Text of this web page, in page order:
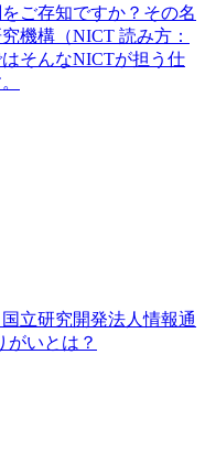
ご存知ですか？その名
機構（NICT 読み方：
そんなNICTが担う仕
立研究開発法人情報通
がいとは？